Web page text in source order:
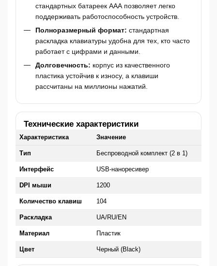
стандартных батареек ААА позволяет легко
поддерживать работоспособность устройств.
Полноразмерный формат: стандартная
раскладка клавиатуры удобна для тех, кто часто
работает с цифрами и данными.
Долговечность: корпус из качественного
пластика устойчив к износу, а клавиши
рассчитаны на миллионы нажатий.
Технические характеристики
Характеристика Значение
Тип Беспроводной комплект (2 в 1)
Интерфейс USB-наноресивер
DPI мыши 1200
Количество клавиш 104
Раскладка UA/RU/EN
Материал Пластик
Цвет Черный (Black)